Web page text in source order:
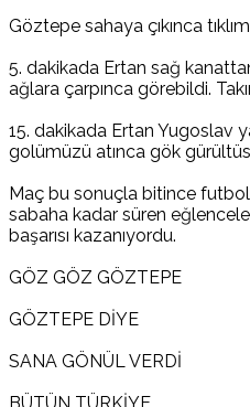
Göztepe sahaya çıkınca
5. dakikada Ertan sağ
ağlara çarpınca görebildi.
15. dakikada Ertan Yugoslav
golümüzü atınca gök
Maç bu sonuçla bitince
sabaha kadar süren
başarısı kazanıyordu.
GÖZ GÖZ GÖZTEPE
GÖZTEPE DİYE
SANA GÖNÜL VERDİ